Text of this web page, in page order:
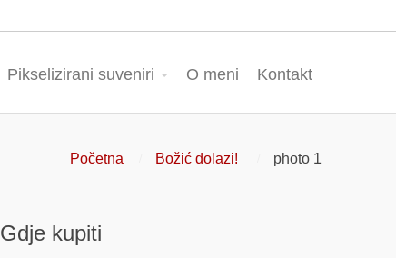
Pikselizirani suveniri O meni Kontakt
Početna Božić dolazi! photo 1
Gdje kupiti